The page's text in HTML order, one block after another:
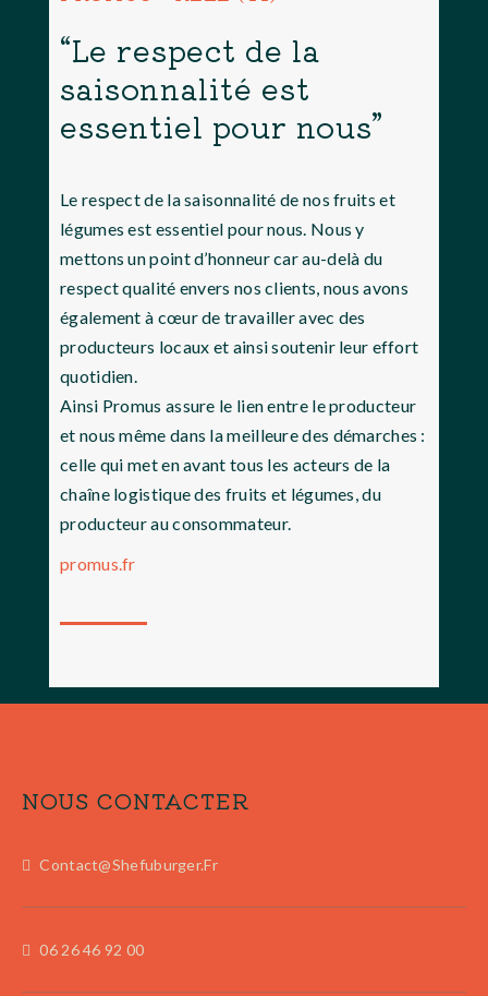
“Le respect de la
saisonnalité est
essentiel pour nous”
Le respect de la saisonnalité de nos fruits et
légumes est essentiel pour nous. Nous y
mettons un point d’honneur car au-delà du
respect qualité envers nos clients, nous avons
également à cœur de travailler avec des
producteurs locaux et ainsi soutenir leur effort
quotidien.
Ainsi Promus assure le lien entre le producteur
et nous même dans la meilleure des démarches :
celle qui met en avant tous les acteurs de la
chaîne logistique des fruits et légumes, du
producteur au consommateur.
promus.fr
NOUS CONTACTER
Contact@shefuburger.fr
06 26 46 92 00